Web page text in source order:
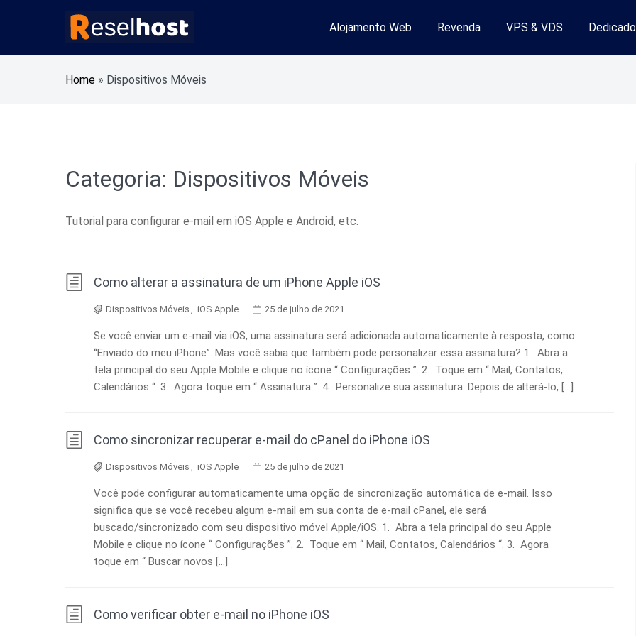
Reselhost
Alojamento Web Rápido e Seguro Revenda Alojamento Web
Alojamento Web Revenda VPS & VDS
Home » Dispositivos Móveis
Categoria: Dispositivos Móveis
Tutorial para configurar e-mail em iOS Apple e Android, etc.
Como alterar a assinatura de um iPhone Apple iOS
Dispositivos Móveis , iOS Apple 25 de julho de 2021
Se você enviar um e-mail via iOS, uma assinatura será adicionada automaticamente à resposta, como
“Enviado do meu iPhone”. Mas você sabia que também pode personalizar essa assinatura? 1. Abra a
tela principal do seu Apple Mobile e clique no ícone “ Configurações ”. 2. Toque em “ Mail, Contatos,
Calendários “. 3. Agora toque em “ Assinatura ”. 4. Personalize sua assinatura. Depois de alterá-lo, […]
Como sincronizar recuperar e-mail do cPanel do iPhone iOS
Dispositivos Móveis , iOS Apple 25 de julho de 2021
Você pode configurar automaticamente uma opção de sincronização automática de e-mail. Isso
significa que se você recebeu algum e-mail em sua conta de e-mail cPanel, ele será
buscado/sincronizado com seu dispositivo móvel Apple/iOS. 1. Abra a tela principal do seu Apple
Mobile e clique no ícone “ Configurações ”. 2. Toque em “ Mail, Contatos, Calendários “. 3. Agora
toque em “ Buscar novos […]
Como verificar obter e-mail no iPhone iOS